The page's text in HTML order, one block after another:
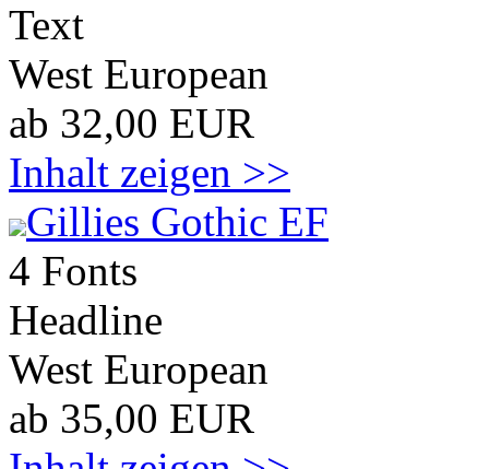
Text
West European
ab 32,00 EUR
Inhalt zeigen >>
Gillies Gothic EF
4 Fonts
Headline
West European
ab 35,00 EUR